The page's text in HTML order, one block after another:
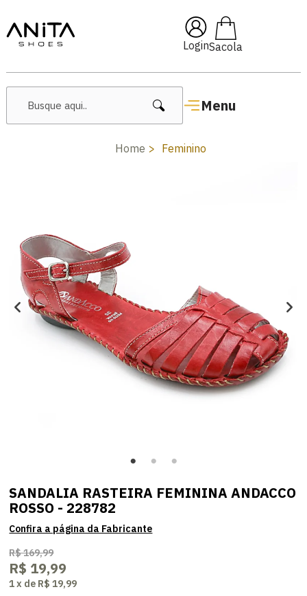
Login
Menu
🔥 Lançamentos Femininos
Home Feminino
SANDALIA RASTEIRA FEMININA ANDACCO
ROSSO - 228782
R$ 169,99
R$ 19,99
1x de R$ 19,99